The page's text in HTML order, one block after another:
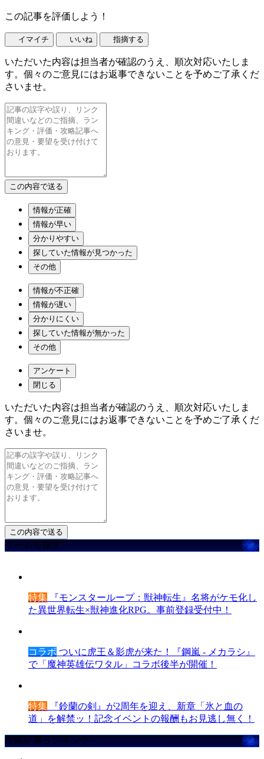
この記事を評価しよう！
イマイチ いいね 指摘する
いただいた内容は担当者が確認のうえ、順次対応いたしま
す。個々のご意見にはお返事できないことを予めご了承くだ
さいませ。
情報が正確
情報が早い
分かりやすい
探していた情報が見つかった
その他
情報が不正確
情報が遅い
分かりにくい
探していた情報が無かった
その他
アンケート
閉じる
いただいた内容は担当者が確認のうえ、順次対応いたしま
す。個々のご意見にはお返事できないことを予めご了承くだ
さいませ。
ゲームを探す
特集 『モンスターループ：獣神転生』名将がケモ化し
た異世界転生×獣神進化RPG。事前登録受付中！
コラボ ついに虎王＆影虎が来た！『鋼嵐 - メカラシ』
で「魔神英雄伝ワタル」コラボ後半が開催！
特集 『鈴蘭の剣』が2周年を迎え、新章「氷と血の
道」を解禁ッ！記念イベントの報酬もお見逃し無く！
攻略記事ランキング